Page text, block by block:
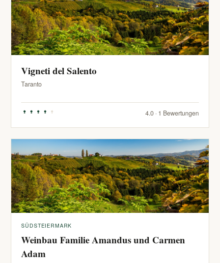
Vigneti del Salento
Taranto
4.0 · 1 Bewertungen
SÜDSTEIERMARK
Weinbau Familie Amandus und Carmen
Adam